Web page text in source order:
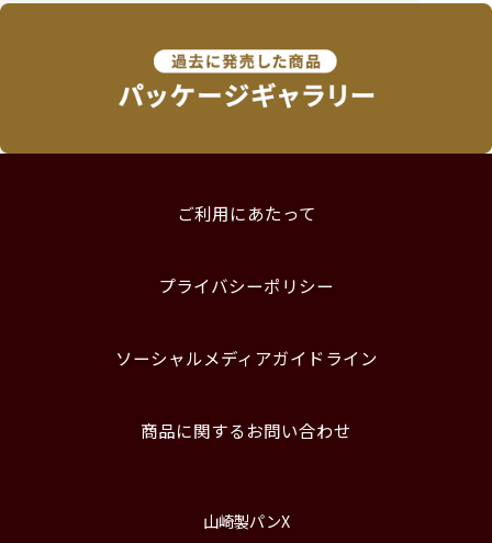
ご利用にあたって
プライバシーポリシー
ソーシャルメディアガイドライン
商品に関するお問い合わせ
山崎製パンX